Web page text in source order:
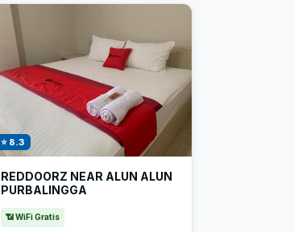
⭐ 8.3
REDDOORZ NEAR ALUN ALUN
PURBALINGGA
📶 WiFi Gratis